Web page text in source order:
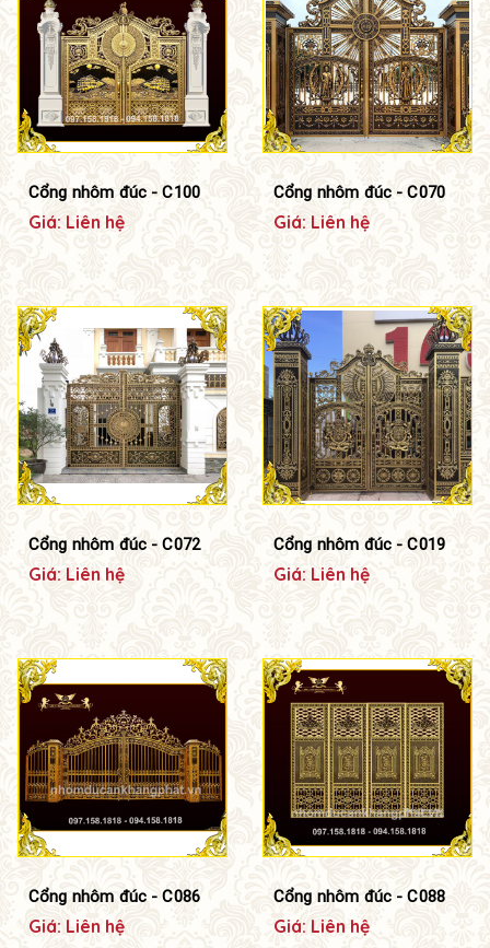
Cổng nhôm đúc - C100
Giá: Liên hệ
Cổng nhôm đúc - C070
Giá: Liên hệ
Cổng nhôm đúc - C072
Giá: Liên hệ
Cổng nhôm đúc - C019
Giá: Liên hệ
Cổng nhôm đúc - C086
Giá: Liên hệ
Cổng nhôm đúc - C088
Giá: Liên hệ